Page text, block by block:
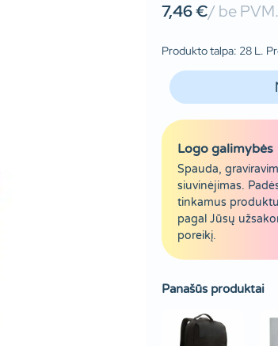
7,46€/ be
Produkto talpa: 28 L.
Logo galimybės
Spauda,
siuvinėjimas.
tinkamus
pagal Jūsų
poreikį.
Panašūs produktai